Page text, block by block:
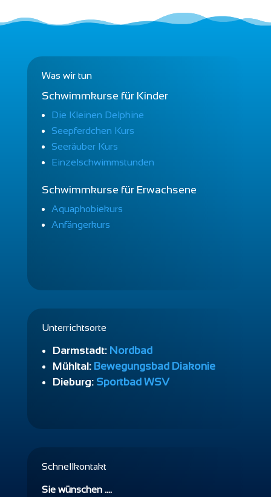
Was wir tun
Schwimmkurse für Kinder
Die Kleinen Delphine
Seepferdchen Kurs
Seeräuber Kurs
Einzelschwimmstunden
Schwimmkurse für Erwachsene
Aquaphobiekurs
Anfängerkurs
Unterrichtsorte
Darmstadt: Nordbad
Mühltal: Bewegungsbad Diakonie
Dieburg: Sportbad WSV
Schnellkontakt
Sie wünschen ....